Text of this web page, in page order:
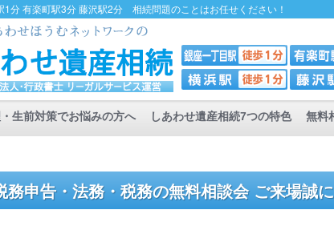
1分 有楽町駅3分 藤沢駅2分 相続問題のことはお任せください！
生前対策でお悩みの方へ しあわせ遺産相続7つの特色 無料
務申告・法務・税務の無料相談会 ご来場誠